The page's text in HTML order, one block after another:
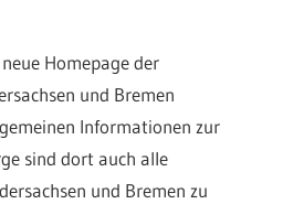
Homepage der
und Bremen
Informationen zur
sind dort auch alle
und Bremen zu